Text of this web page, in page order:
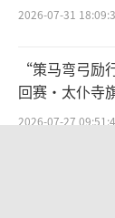
后种种盛
者：姑苏
的寒儒贾雨
甄士隐
2026-07-31
“策马弯弓励
回赛·太仆寺
2026-07-27